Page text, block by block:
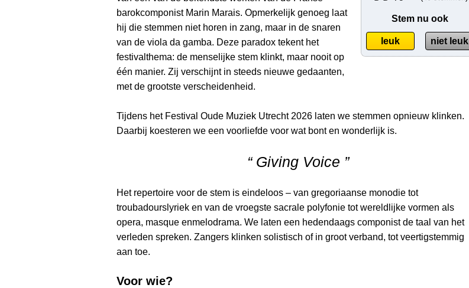
Stem nu ook
leuk niet leuk
barokcomponist Marin Marais. Opmerkelijk genoeg laat
hij die stemmen niet horen in zang, maar in de snaren
van de viola da gamba. Deze paradox tekent het
festivalthema: de menselijke stem klinkt, maar nooit op
één manier. Zij verschijnt in steeds nieuwe gedaanten,
met de grootste verscheidenheid.
Tijdens het Festival Oude Muziek Utrecht 2026 laten we stemmen opnieuw klinken.
Daarbij koesteren we een voorliefde voor wat bont en wonderlijk is.
“ Giving Voice ”
Het repertoire voor de stem is eindeloos – van gregoriaanse monodie tot
troubadourslyriek en van de vroegste sacrale polyfonie tot wereldlijke vormen als
opera, masque enmelodrama. We laten een hedendaags componist de taal van het
verleden spreken. Zangers klinken solistisch of in groot verband, tot veertigstemmig
aan toe.
Voor wie?